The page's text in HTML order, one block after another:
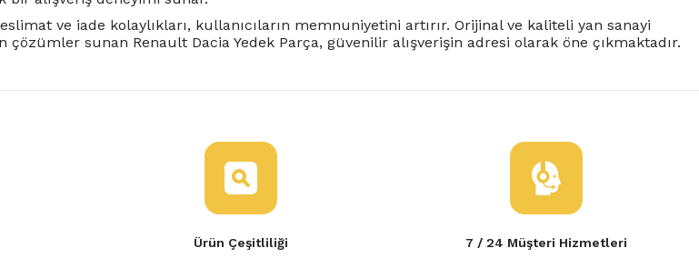
ve iade kolaylıkları, kullanıcıların memnuniyetini artırır. Orijinal ve kaliteli yan sanayi
sunan Renault Dacia Yedek Parça, güvenilir alışverişin adresi olarak öne çıkmaktadır.
Ürün Çeşitliliği 7 / 24 Müşteri Hizmetleri